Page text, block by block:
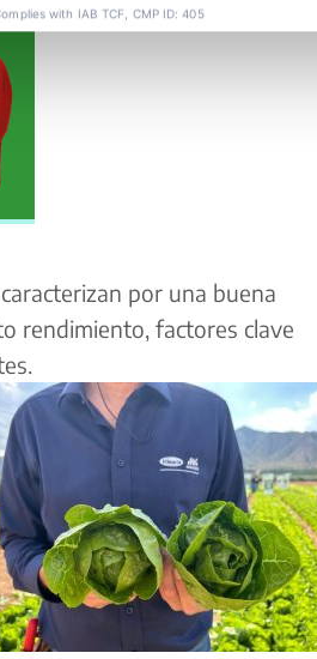
por una buena
rendimiento, factores clave
with IAB TCF, CMP ID: 405